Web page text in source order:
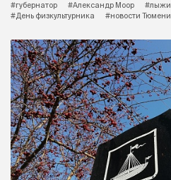
#губернатор
#Александр Моор #лыжи
#День физкультурника
#новости Тюмени